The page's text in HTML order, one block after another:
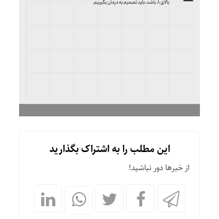
این مطلب را به اشتراک بگذارید
از خبرها دور نباشید!